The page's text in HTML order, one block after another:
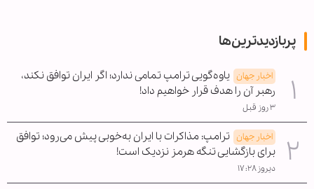
پربازدیدترین‌ها
اخبار جهان یاوه‌گویی ترامپ تمامی ندارد؛ اگر ایران توافق نکند،
رهبر آن را هدف قرار خواهیم داد!
۳ روز قبل
اخبار جهان ترامپ: مذاکرات با ایران به‌خوبی پیش می‌رود؛ توافق
برای بازگشایی تنگه هرمز نزدیک است!
دیروز ۱۷:۲۸